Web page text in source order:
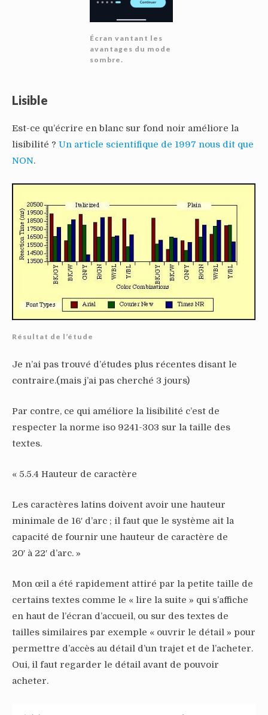
Écran vantant les
avantages du mode
sombre.
Lisible
Est-ce qu’écrire en blanc sur fond noir améliore la
lisibilité ? Un article scientifique de 1997 nous dit que
NON.
Résultat de l’étude
Je n’ai pas trouvé d’études plus récentes disant le
contraire.(mais j’ai pas cherché 3 jours)
Par contre, ce qui améliore la lisibilité c’est de
respecter la norme iso 9241-303 sur la taille des
textes.
« 5.5.4 Hauteur de caractère
Les caractères latins doivent avoir une hauteur
minimale de 16′ d’arc ; il faut que le système ait la
capacité de fournir une hauteur de caractère de
20′ à 22′ d’arc. »
Mon œil a été rapidement attiré par la petite taille de
certains textes comme le « lire la suite » qui s’affiche
en haut de l’écran d’accueil, ou sur des textes de
tailles similaires par exemple « ouvrir le détail » pour
permettre d’accès au détail d’un trajet et de l’acheter.
Oui, il faut regarder le détail avant de pouvoir
acheter.